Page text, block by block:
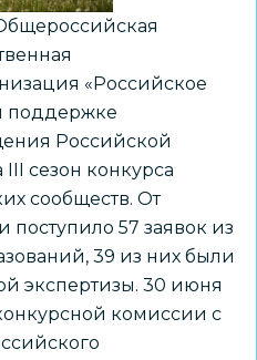
«Российское
поддержке
Российской
сезон конкурса
сообществ. От
поступило 57 заявок из
39 из них были
экспертизы. 30 июня
комиссии с